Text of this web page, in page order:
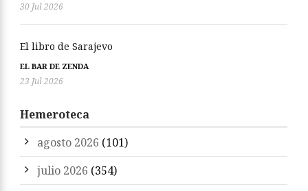
30 Jul 2026
El libro de Sarajevo
EL BAR DE ZENDA
23 Jul 2026
Hemeroteca
agosto 2026 (101)
julio 2026 (354)